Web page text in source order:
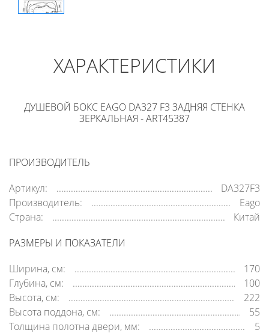
ХАРАКТЕРИСТИКИ
ДУШЕВОЙ БОКС EAGO DA327 F3 ЗАДНЯЯ СТЕНКА
ЗЕРКАЛЬНАЯ - ART45387
ПРОИЗВОДИТЕЛЬ
Артикул:
DA327F3
Производитель:
Eago
Страна:
Китай
РАЗМЕРЫ И ПОКАЗАТЕЛИ
Ширина, см:
170
Глубина, см:
100
Высота, см:
222
Высота поддона, см:
55
Толщина полотна двери, мм:
5